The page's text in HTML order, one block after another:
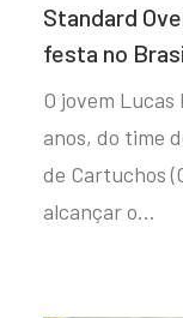
Standard
festa no
O jovem
anos, do time
de Cartuchos
alcançar o…